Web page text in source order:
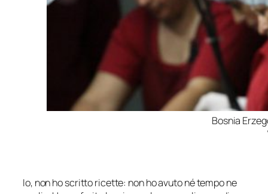
Bosnia
Io, non ho scritto ricette: non ho avuto né tempo ne